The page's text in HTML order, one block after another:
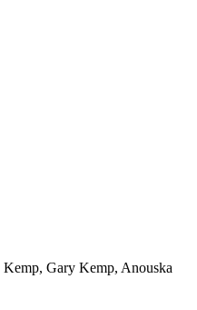
Gary Kemp, Anouska